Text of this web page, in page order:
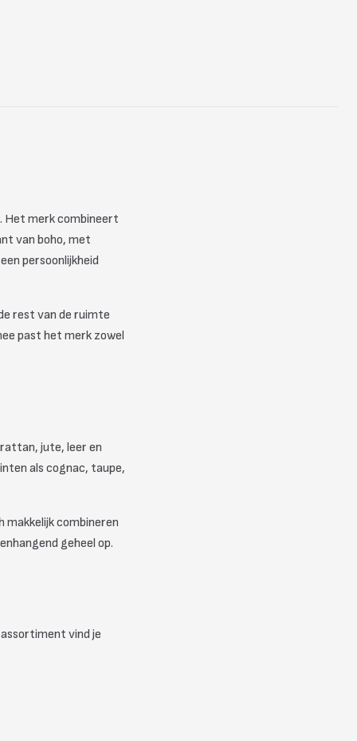
Het merk combineert
van boho, met
persoonlijkheid
rest van de ruimte
past het merk zowel
jute, leer en
als cognac, taupe,
makkelijk combineren
geheel op.
vind je